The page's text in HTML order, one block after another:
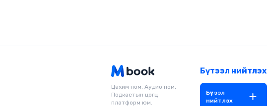
Цахим ном, Аудио ном,
Подкастын цогц
платформ юм.
Бүтээл нийтлэх
Бүтээл
нийтлэх